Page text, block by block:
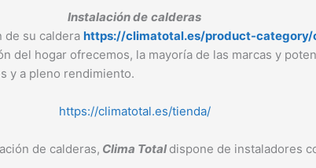
Instalación de calderas
de su caldera https://climatotal.es/product-category/
del hogar ofrecemos, la mayoría de las marcas y
y a pleno rendimiento.
https://climatotal.es/tienda/
de calderas, Clima Total dispone de instaladores